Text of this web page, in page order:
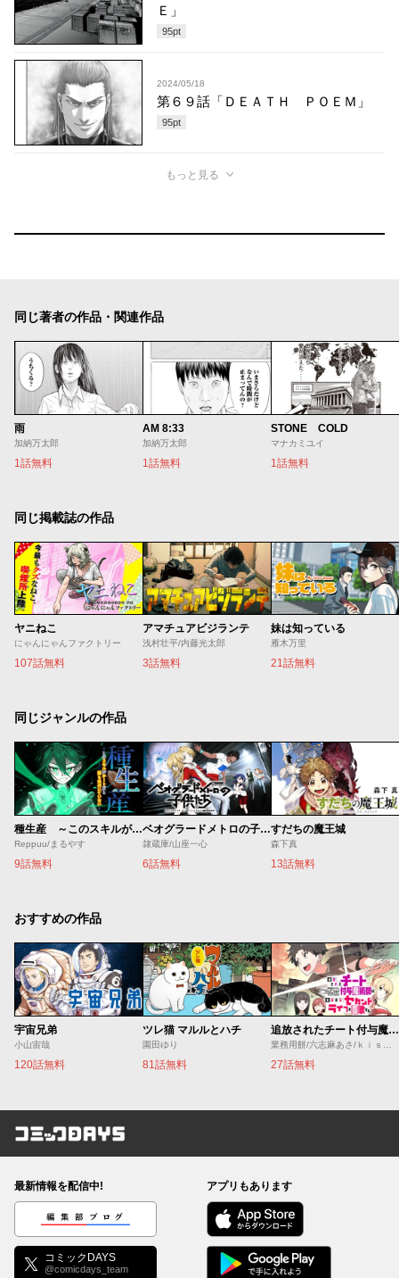
Ｅ」
95pt
2024/05/18
第６９話「ＤＥＡＴＨ ＰＯＥＭ」
95pt
もっと見る
同じ著者の作品・関連作品
雨
加納万太郎
1話無料
AM 8:33
加納万太郎
1話無料
STONE COLD
マナカミユイ
1話無料
同じ掲載誌の作品
ヤニねこ
にゃんにゃんファクトリー
107話無料
アマチュアビジランテ
浅村壮平/内藤光太郎
3話無料
妹は知っている
雁木万里
21話無料
同じジャンルの作品
種生産 ～このスキルがチートだとまだ誰も気付いていない～
Reppuu/まるやす
9話無料
ベオグラードメトロの子供たち
隷蔵庫/山座一心
6話無料
すだちの魔王城
森下真
13話無料
おすすめの作品
宇宙兄弟
小山宙哉
120話無料
ツレ猫 マルルとハチ
園田ゆり
81話無料
追放されたチート付与魔術師は気ままなセカンドライフを謳歌する。 ～俺は武器だけじゃなく、あらゆるものに『強化ポイント』を付与できるし、俺の意思でいつでも効果を解除できるけど、残った人たち大丈夫？～
27話無料
コミックDAYS
最新情報を配信中!
編集部ブログ
コミックDAYS
@comicdays_team
アプリもあります